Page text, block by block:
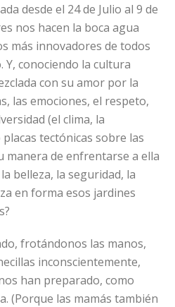
desde el 24 de Julio al 9 de
nos hacen la boca agua
más innovadores de todos
Y, conociendo la cultura
con su amor por la
las emociones, el respeto,
(el clima, la
tectónicas sobre las
manera de enfrentarse a ella
belleza, la seguridad, la
en forma esos jardines
frotándonos las manos,
inconscientemente,
han preparado, como
(Porque las mamás también